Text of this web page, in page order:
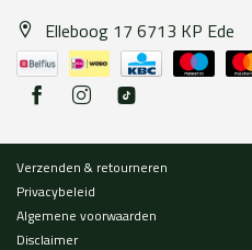
Elleboog 17 6713 KP Ede
Verzenden & retourneren
Privacybeleid
Algemene voorwaarden
Disclaimer